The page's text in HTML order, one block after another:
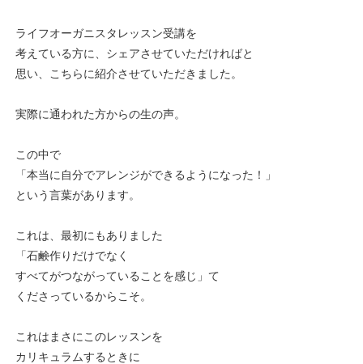
ライフオーガニスタレッスン受講を
考えている方に、シェアさせていただければと
思い、こちらに紹介させていただきました。
実際に通われた方からの生の声。
この中で
「本当に自分でアレンジができるようになった！」
という言葉があります。
これは、最初にもありました
「石鹸作りだけでなく
すべてがつながっていることを感じ」て
くださっているからこそ。
これはまさにこのレッスンを
カリキュラムするときに